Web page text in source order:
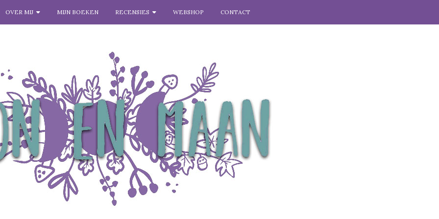
OVER MIJ MIJN BOEKEN RECENSIES WEBSHOP CONTACT